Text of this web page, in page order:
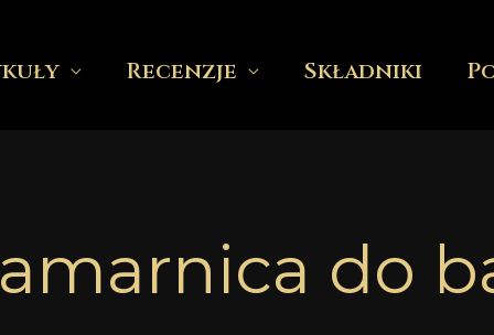
Recenzje Składniki
do